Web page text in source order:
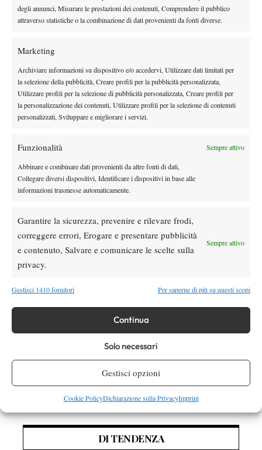
degli annunci, Misurare le prestazioni dei contenuti, Comprendere il pubblico
attraverso statistiche o la combinazione di dati provenienti da fonti diverse.
Marketing
Archiviare informazioni su dispositivo e/o accedervi, Utilizzare dati limitati per
la selezione della pubblicità, Creare profili per la pubblicità personalizzata,
Utilizzare profili per la selezione di pubblicità personalizzata, Creare profili per
la personalizzazione dei contenuti, Utilizzare profili per la selezione di contenuti
personalizzati, Sviluppare e migliorare i servizi.
Funzionalità Sempre attivo
Abbinare e combinare dati provenienti da altre fonti di dati,
Collegare diversi dispositivi, Identificare i dispositivi in base alle
informazioni trasmesse automaticamente.
Garantire la sicurezza, prevenire e rilevare frodi,
correggere errori, Erogare e presentare pubblicità
e contenuto, Salvare e comunicare le scelte sulla
privacy.
Sempre attivo
Gestisci 1410 fornitori Per saperne di più su questi scopi
Continua
Solo necessari
Gestisci opzioni
Cookie PolicyDichiarazione sulla PrivacyImprint
Filippo Volandri
Simone Bolelli
Nessun commento
connesso per inviare un commento.
DI TENDENZA